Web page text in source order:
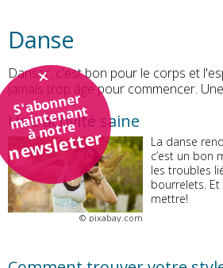
S'abonner
maintenant
à notre
newsletter
Danse
Danser, c'est bon pour le corps et
jamais trop âgé pour commencer.
Une activité saine
© pixabay.com
La danse
c’est un bon
les troubles
bourrelets.
mettre!